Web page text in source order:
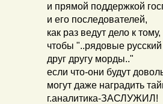
и прямой поддержкой
и его последователей,
как раз ведут дело к тому,
чтобы "..рядовые
друг другу морды.."
если что-они будут
могут даже наградить
г.аналитика-ЗАСЛУЖИЛ!